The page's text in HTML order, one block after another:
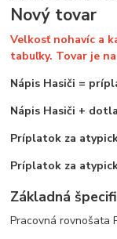
Nový tovar
Velkosť nohavíc a
tabuľky. Tovar je
Nápis Hasiči =
Nápis Hasiči +
Príplatok za
Príplatok za
Základná
Pracovná rovnošata